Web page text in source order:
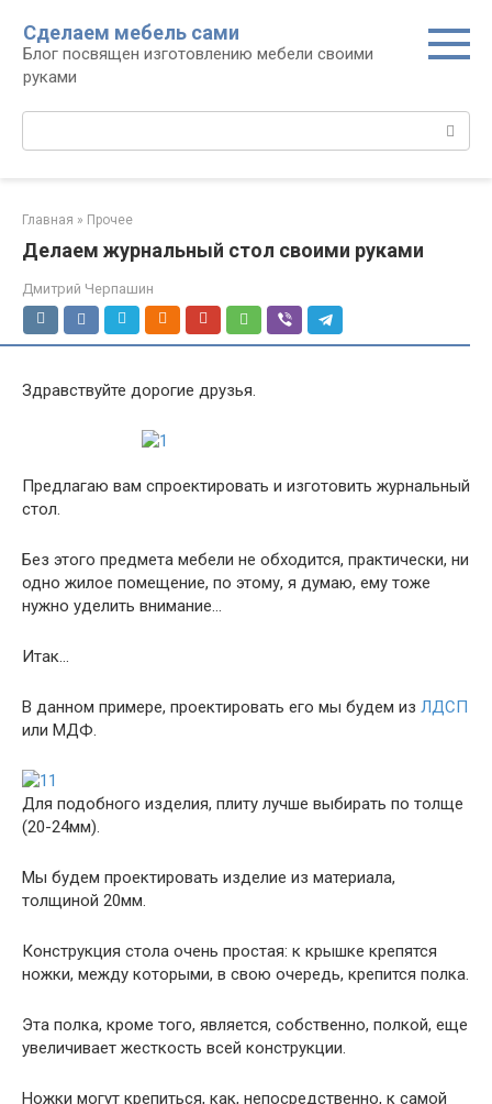
контенту
Сделаем мебель сами
Блог посвящен изготовлению мебели своими
руками
Главная » Прочее
Делаем журнальный стол своими руками
Дмитрий Черпашин
Здравствуйте дорогие друзья.
Предлагаю вам спроектировать и изготовить журнальный
стол.
Без этого предмета мебели не обходится, практически, ни
одно жилое помещение, по этому, я думаю, ему тоже
нужно уделить внимание…
Итак…
В данном примере, проектировать его мы будем из ЛДСП
или МДФ.
Для подобного изделия, плиту лучше выбирать по толще
(20-24мм).
Мы будем проектировать изделие из материала,
толщиной 20мм.
Конструкция стола очень простая: к крышке крепятся
ножки, между которыми, в свою очередь, крепится полка.
Эта полка, кроме того, является, собственно, полкой, еще
увеличивает жесткость всей конструкции.
Ножки могут крепиться, как, непосредственно, к самой